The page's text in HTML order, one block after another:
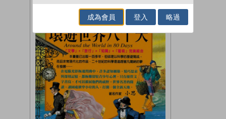
成為會員 登入 略過